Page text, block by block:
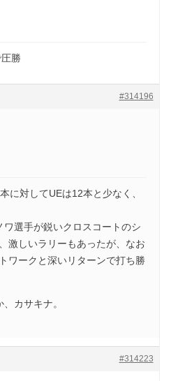
勝
#314196
に対してUEは12本と少なく、
選手が鋭いクロスコートのシ
激しいラリーもあったが、なお
ワークと深いリターンで打ち勝
カサキナ。
#314223